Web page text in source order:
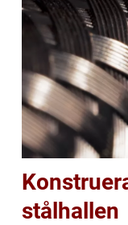
stålhallen